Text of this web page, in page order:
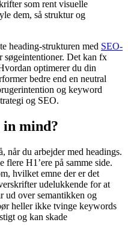
som rent visuelle
dem, så struktur og
heading-strukturen med SEO-
søgeintentioner. Det kan fx
optimerer du din
bedre end en neutral
og keyword
og SEO.
in mind?
når du arbejder med headings.
flere H1’ere på samme side.
hvilket emne der er det
udelukkende for at
ud over semantikken og
heller ikke tvinge keywords
og kan skade